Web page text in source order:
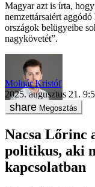
Magyar azt is írta,
nemzettársaiért
országok belügyeibe
nagykövetét”.
Molnár Kristóf
2025. augusztus 21.
Megosztás
Nacsa Lőrinc
politikus, aki
kapcsolatban